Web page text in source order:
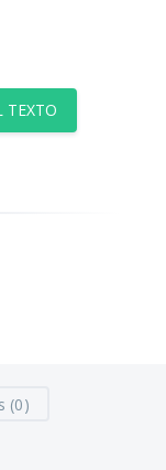
TEXTO
(0)